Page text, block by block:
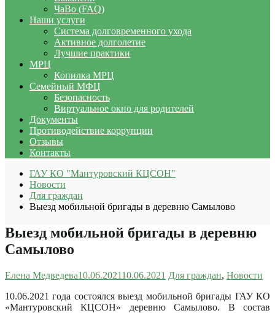
ЧаВо (FAQ)
Наши услуги
Система долговременного ухода
Активное долголетие
Лучшие практики
МРЦ
Копилка МРЦ
Семейный МФЦ
Безопасность
Виртуальное окно для родителей
Документы
Противодействие коррупции
Отзывы
Контакты
ГАУ КО "Мантуровский КЦСОН"
Новости
Для граждан
Выезд мобильной бригады в деревню Самылово
Выезд мобильной бригады в деревню
Самылово
Елена Медведева10.06.202110.06.2021 Для граждан, Новости
10.06.2021 года состоялся выезд мобильной бригады ГАУ КО
«Мантуровский КЦСОН» деревню Самылово. В состав